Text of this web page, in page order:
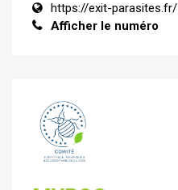
https://exit-parasites.fr/
Afficher le numéro